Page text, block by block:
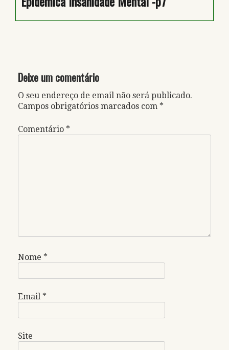
Deixe um comentário
O seu endereço de email não será publicado.
Campos obrigatórios marcados com *
Comentário *
Nome *
Email *
Site